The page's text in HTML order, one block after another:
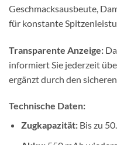
Geschmacksausbeute,
für konstante
Transparente Anzeige:
informiert Sie jederzeit
ergänzt durch den
Technische Daten:
Zugkapazität:Bis zu